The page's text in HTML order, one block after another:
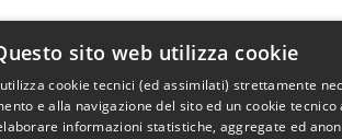
sito web utilizza cookie
cookie tecnici (ed assimilati) strettamente
e alla navigazione del sito ed un cookie tecnico
informazioni statistiche, aggregate ed